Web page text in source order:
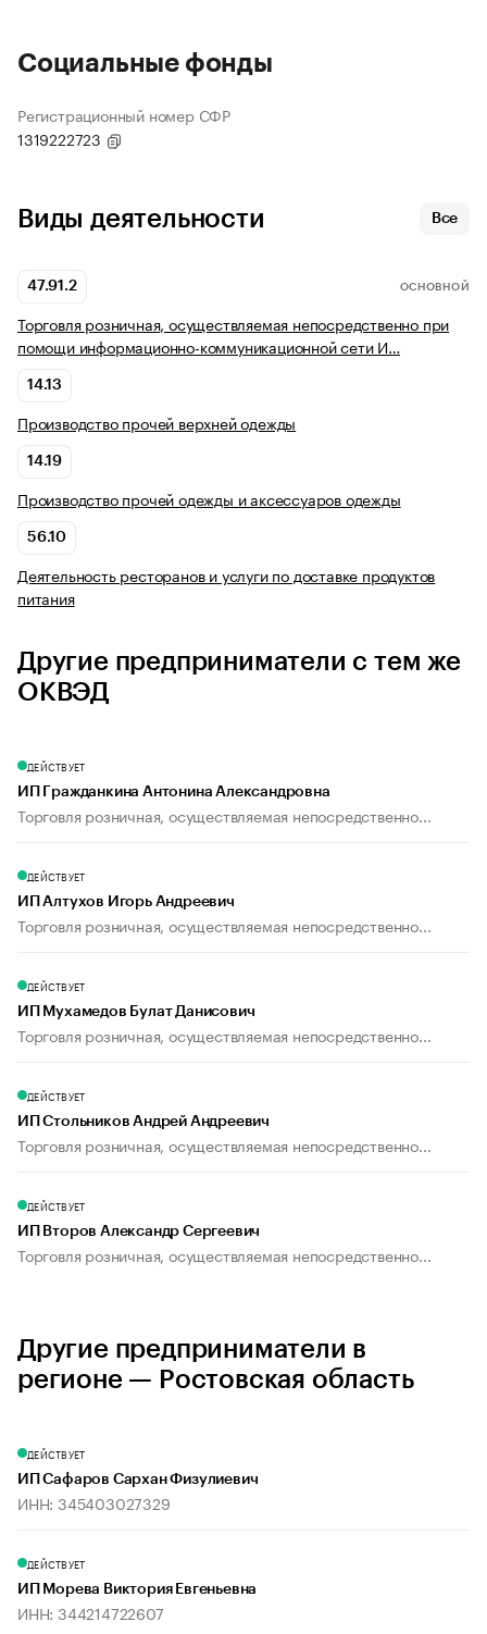
Социальные фонды
Регистрационный номер СФР
1319222723
Виды деятельности Все
47.91.2 ОСНОВНОЙ
Торговля розничная, осуществляемая непосредственно при
помощи информационно-коммуникационной сети И…
14.13
Производство прочей верхней одежды
14.19
Производство прочей одежды и аксессуаров одежды
56.10
Деятельность ресторанов и услуги по доставке продуктов
питания
Другие предприниматели с тем же
ОКВЭД
ДЕЙСТВУЕТ
ИП Гражданкина Антонина Александровна
Торговля розничная, осуществляемая непосредственно...
ДЕЙСТВУЕТ
ИП Алтухов Игорь Андреевич
Торговля розничная, осуществляемая непосредственно...
ДЕЙСТВУЕТ
ИП Мухамедов Булат Данисович
Торговля розничная, осуществляемая непосредственно...
ДЕЙСТВУЕТ
ИП Стольников Андрей Андреевич
Торговля розничная, осуществляемая непосредственно...
ДЕЙСТВУЕТ
ИП Второв Александр Сергеевич
Торговля розничная, осуществляемая непосредственно...
Другие предприниматели в
регионе — Ростовская область
ДЕЙСТВУЕТ
ИП Сафаров Сархан Физулиевич
ИНН: 345403027329
ДЕЙСТВУЕТ
ИП Морева Виктория Евгеньевна
ИНН: 344214722607